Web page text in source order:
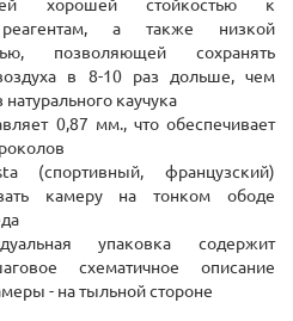
хорошей стойкостью к
а также низкой
позволяющей сохранять
в 8-10 раз дольше, чем
каучука
0,87 мм., что обеспечивает
(спортивный, французский)
камеру на тонком ободе
упаковка содержит
схематичное описание
- на тыльной стороне